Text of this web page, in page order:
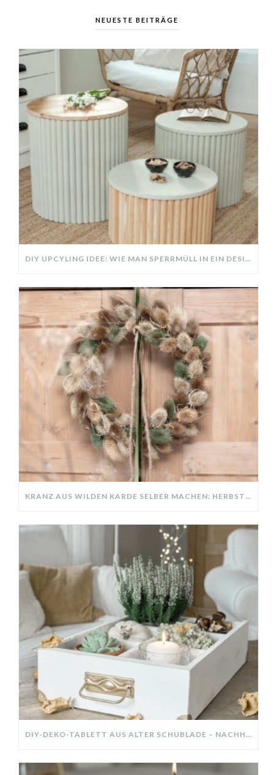
NEUESTE BEITRÄGE
DIY UPCYLING IDEE: WIE MAN SPERRMÜLL IN EIN DESIGNER TEIL VERWANDELT
KRANZ AUS WILDEN KARDE SELBER MACHEN: HERBSTDEKO GANZ EINFACH
DIY-DEKO-TABLETT AUS ALTER SCHUBLADE – NACHHALTIGE HERBSTDEKO SELBER MACHEN!